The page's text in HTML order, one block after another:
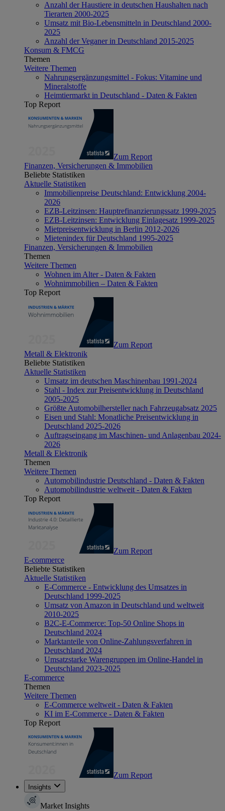
Anzahl der Haustiere in deutschen Haushalten nach
Tierarten 2000-2025
Umsatz mit Bio-Lebensmitteln in Deutschland 2000-
2025
Anzahl der Veganer in Deutschland 2015-2025
Konsum & FMCG
Themen
Weitere Themen
Nahrungsergänzungsmittel - Fokus: Vitamine und
Mineralstoffe
Heimtiermarkt in Deutschland - Daten & Fakten
Top Report
Zum Report
Finanzen, Versicherungen & Immobilien
Beliebte Statistiken
Aktuelle Statistiken
Immobilienpreise Deutschland: Entwicklung 2004-
2026
EZB-Leitzinsen: Hauptrefinanzierungssatz 1999-2025
EZB-Leitzinsen: Entwicklung Einlagesatz 1999-2025
Mietpreisentwicklung in Berlin 2012-2026
Mietenindex für Deutschland 1995-2025
Finanzen, Versicherungen & Immobilien
Themen
Weitere Themen
Wohnen im Alter - Daten & Fakten
Wohnimmobilien – Daten & Fakten
Top Report
Zum Report
Metall & Elektronik
Beliebte Statistiken
Aktuelle Statistiken
Umsatz im deutschen Maschinenbau 1991-2024
Stahl - Index zur Preisentwicklung in Deutschland
2005-2025
Größte Automobilhersteller nach Fahrzeugabsatz 2025
Eisen und Stahl: Monatliche Preisentwicklung in
Deutschland 2025-2026
Auftragseingang im Maschinen- und Anlagenbau 2024-
2026
Metall & Elektronik
Themen
Weitere Themen
Automobilindustrie Deutschland - Daten & Fakten
Automobilindustrie weltweit - Daten & Fakten
Top Report
Zum Report
E-commerce
Beliebte Statistiken
Aktuelle Statistiken
E-Commerce - Entwicklung des Umsatzes in
Deutschland 1999-2025
Umsatz von Amazon in Deutschland und weltweit
2010-2025
B2C-E-Commerce: Top-50 Online Shops in
Deutschland 2024
Marktanteile von Online-Zahlungsverfahren in
Deutschland 2024
Umsatzstarke Warengruppen im Online-Handel in
Deutschland 2023-2025
E-commerce
Themen
Weitere Themen
E-Commerce weltweit - Daten & Fakten
KI im E-Commerce - Daten & Fakten
Top Report
Zum Report
Insights
Market Insights